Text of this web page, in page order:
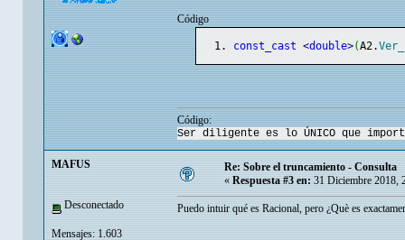
Código
const_cast <double>(A2.
Código:
Ser diligente es lo ÚNICO que
MAFUS
Desconectado
Mensajes: 1.603
Re: Sobre el truncamiento - Consulta
« Respuesta #3 en: 31 Diciembre 2018,
Puedo intuir qué es Racional, pero ¿Què es